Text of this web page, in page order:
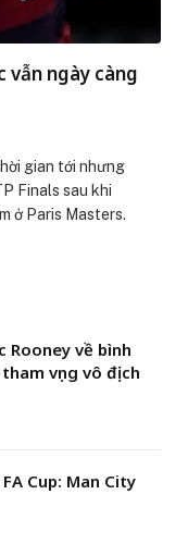
vẫn ngày càng
gian tới nhưng
Finals sau khi
ở Paris Masters.
Rooney về bình
vọng vô địch
Cup: Man City